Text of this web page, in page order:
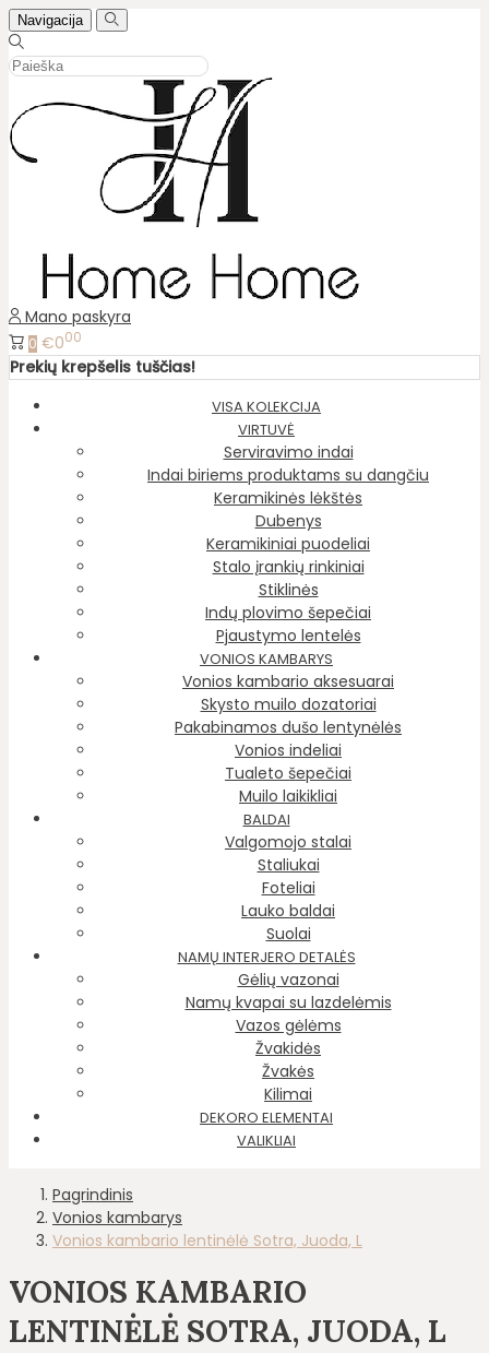
Navigacija
Mano paskyra
0 €000
Prekių krepšelis tuščias!
VISA KOLEKCIJA
VIRTUVĖ
Serviravimo indai
Indai biriems produktams su dangčiu
Keramikinės lėkštės
Dubenys
Keramikiniai puodeliai
Stalo įrankių rinkiniai
Stiklinės
Indų plovimo šepečiai
Pjaustymo lentelės
VONIOS KAMBARYS
Vonios kambario aksesuarai
Skysto muilo dozatoriai
Pakabinamos dušo lentynėlės
Vonios indeliai
Tualeto šepečiai
Muilo laikikliai
BALDAI
Valgomojo stalai
Staliukai
Foteliai
Lauko baldai
Suolai
NAMŲ INTERJERO DETALĖS
Gėlių vazonai
Namų kvapai su lazdelėmis
Vazos gėlėms
Žvakidės
Žvakės
Kilimai
DEKORO ELEMENTAI
VALIKLIAI
Pagrindinis
Vonios kambarys
Vonios kambario lentinėlė Sotra, Juoda, L
VONIOS KAMBARIO
LENTINĖLĖ SOTRA, JUODA, L